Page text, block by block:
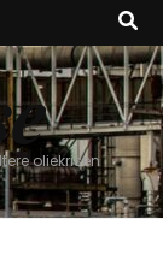
oliekrisen